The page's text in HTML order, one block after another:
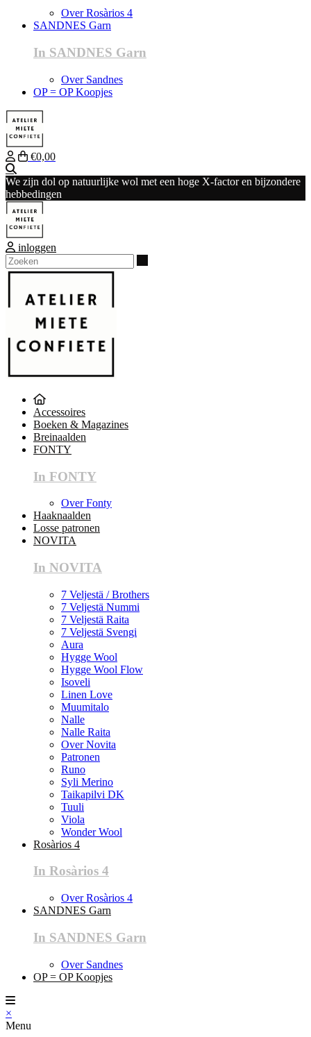
Over Rosàrios 4
SANDNES Garn
In SANDNES Garn
Over Sandnes
OP = OP Koopjes
€0,00
We zijn dol op natuurlijke wol met een hoge X-factor en bijzondere
hebbedingen
inloggen
Accessoires
Boeken & Magazines
Breinaalden
FONTY
In FONTY
Over Fonty
Haaknaalden
Losse patronen
NOVITA
In NOVITA
7 Veljestä / Brothers
7 Veljestä Nummi
7 Veljestä Raita
7 Veljestä Svengi
Aura
Hygge Wool
Hygge Wool Flow
Isoveli
Linen Love
Muumitalo
Nalle
Nalle Raita
Over Novita
Patronen
Runo
Syli Merino
Taikapilvi DK
Tuuli
Viola
Wonder Wool
Rosàrios 4
In Rosàrios 4
Over Rosàrios 4
SANDNES Garn
In SANDNES Garn
Over Sandnes
OP = OP Koopjes
×
Menu